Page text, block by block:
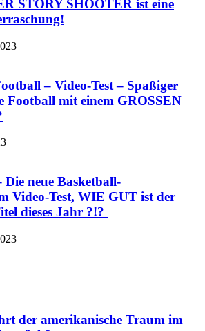
STORY SHOOTER ist eine
– Video-Test – Spaßiger
Football mit einem GROSSEN
neue Basketball-
Video-Test, WIE GUT ist der
dieses Jahr ?!?
der amerikanische Traum im